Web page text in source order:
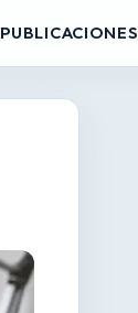
PUBLICACIONES